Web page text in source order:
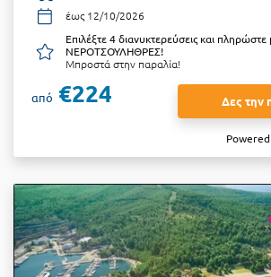
έως 12/10/2026
Επιλέξτε 4 διανυκτερεύσεις και πληρώστε
ΝΕΡΟΤΣΟΥΛΗΘΡΕΣ!
Μπροστά στην παραλία!
από €224 Δες την